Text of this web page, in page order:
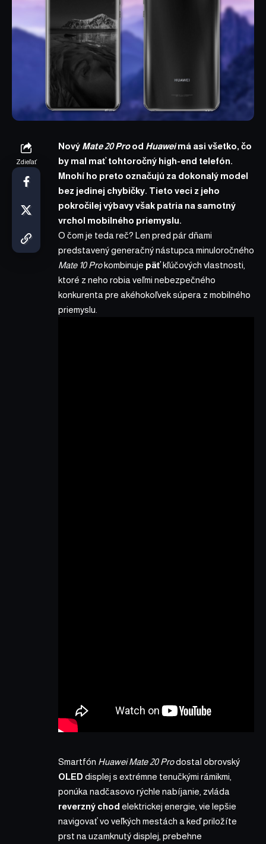
Zdieľať
Nový Mate 20 Prood Huaweimá asi všetko, čo
by mal mať tohtoročný high-end telefón.
Mnohí ho preto označujú za dokonalý model
bez jedinej chybičky. Tieto veci z jeho
pokročilej výbavy však patria na samotný
vrchol mobilného priemyslu.
O čom je teda reč? Len pred pár dňami
predstavený generačný nástupca minuloročného
Mate 10 Prokombinuje päťkľúčových vlastnosti,
ktoré z neho robia veľmi nebezpečného
konkurenta pre akéhokoľvek súpera z mobilného
priemyslu.
Smartfón Huawei Mate 20 Prodostal obrovský
OLED displej s extrémne tenučkými rámikmi,
ponúka nadčasovo rýchle nabíjanie, zvláda
reverzný chod elektrickej energie, vie lepšie
navigovaťvo veľkých mestách a keď priložíte
prst na uzamknutý displej, prebehne